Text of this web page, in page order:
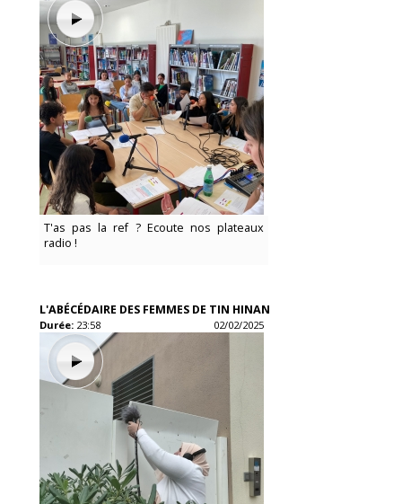
T'as pas la ref ? Ecoute nos plateaux
radio !
L'ABÉCÉDAIRE DES FEMMES DE TIN HINAN
Durée: 23:58 02/02/2025